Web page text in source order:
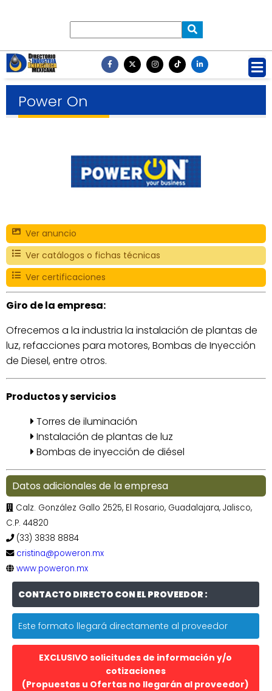
Power On
Ver anuncio
Ver catálogos o fichas técnicas
Ver certificaciones
Giro de la empresa:
Ofrecemos a la industria la instalación de plantas de
luz, refacciones para motores, Bombas de Inyección
de Diesel, entre otros.
Productos y servicios
Torres de iluminación
Instalación de plantas de luz
Bombas de inyección de diésel
Datos adicionales de la empresa
Calz. González Gallo 2525, El Rosario, Guadalajara, Jalisco,
C.P. 44820
(33) 3838 8884
cristina@poweron.mx
www.poweron.mx
CONTACTO DIRECTO CON EL PROVEEDOR :
Este formato llegará directamente al proveedor
EXCLUSIVO solicitudes de información y/o
cotizaciones
(Propuestas u Ofertas no llegarán al proveedor)